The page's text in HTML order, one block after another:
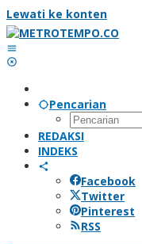
Lewati ke konten
Pencarian
REDAKSI
INDEKS
Facebook
Twitter
Pinterest
RSS